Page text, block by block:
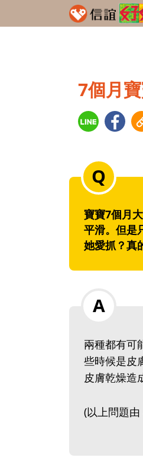
7個月
寶寶7個月
平滑。但是
她愛抓？真
兩種都有可
些時候是皮
皮膚乾燥造
(以上問題